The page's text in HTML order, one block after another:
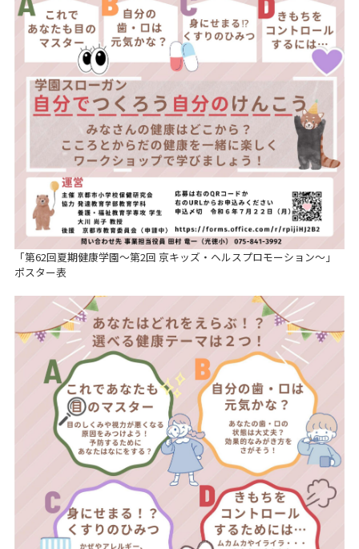
「第62回夏期健康学園～第2回 京キッズ・ヘルスプロモーション～」
ポスター表